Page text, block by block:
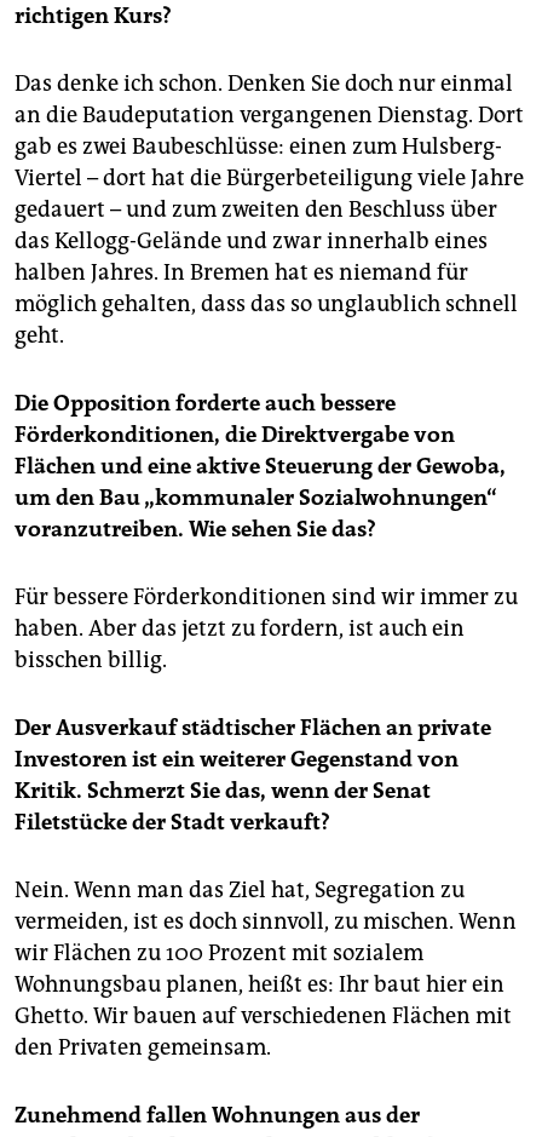
richtigen Kurs?
Das denke ich schon. Denken Sie doch nur einmal
an die Baudeputation vergangenen Dienstag. Dort
gab es zwei Baubeschlüsse: einen zum Hulsberg-
Viertel – dort hat die Bürgerbeteiligung viele Jahre
gedauert – und zum zweiten den Beschluss über
das Kellogg-Gelände und zwar innerhalb eines
halben Jahres. In Bremen hat es niemand für
möglich gehalten, dass das so unglaublich schnell
geht.
Die Opposition forderte auch bessere
Förderkonditionen, die Direktvergabe von
Flächen und eine aktive Steuerung der Gewoba,
um den Bau „kommunaler Sozialwohnungen“
voranzutreiben. Wie sehen Sie das?
Für bessere Förderkonditionen sind wir immer zu
haben. Aber das jetzt zu fordern, ist auch ein
bisschen billig.
Der Ausverkauf städtischer Flächen an private
Investoren ist ein weiterer Gegenstand von
Kritik. Schmerzt Sie das, wenn der Senat
Filetstücke der Stadt verkauft?
Nein. Wenn man das Ziel hat, Segregation zu
vermeiden, ist es doch sinnvoll, zu mischen. Wenn
wir Flächen zu 100 Prozent mit sozialem
Wohnungsbau planen, heißt es: Ihr baut hier ein
Ghetto. Wir bauen auf verschiedenen Flächen mit
den Privaten gemeinsam.
Zunehmend fallen Wohnungen aus der